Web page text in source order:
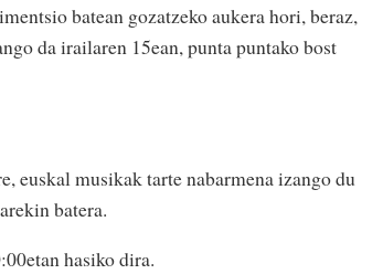
batean gozatzeko aukera hori, beraz,
da irailaren 15ean, punta puntako bost
euskal musikak tarte nabarmena izango du
batera.
hasiko dira.